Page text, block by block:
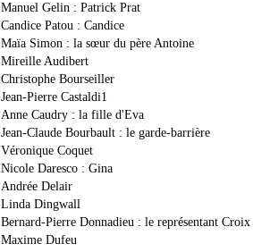
Manuel Gelin : Patrick Prat
Candice Patou : Candice
Maïa Simon : la sœur du père Antoine
Mireille Audibert
Christophe Bourseiller
Jean-Pierre Castaldi1
Anne Caudry : la fille d'Eva
Jean-Claude Bourbault : le garde-barrière
Véronique Coquet
Nicole Daresco : Gina
Andrée Delair
Linda Dingwall
Bernard-Pierre Donnadieu : le représentant
Maxime Dufeu